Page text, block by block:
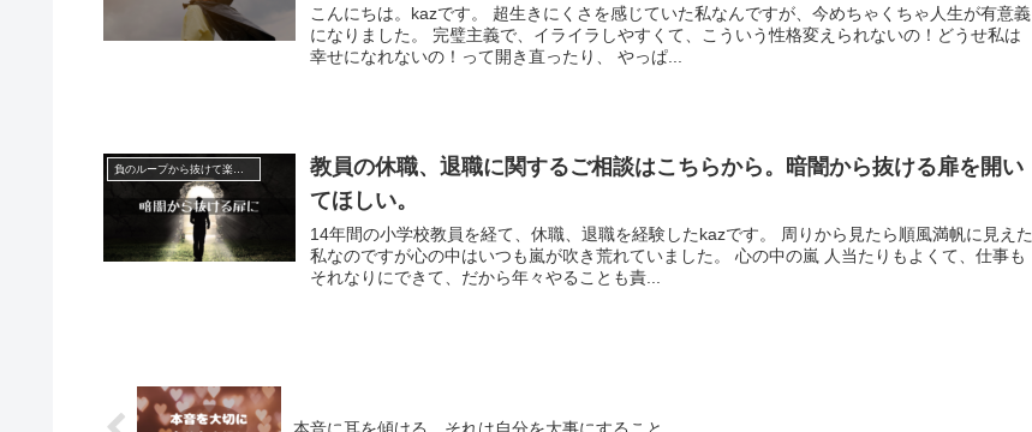
こんにちは。kazです。 超生きにくさを感じていた私なんですが、今めちゃくちゃ人生が有意義
になりました。 完璧主義で、イライラしやすくて、こういう性格変えられないの！どうせ私は
幸せになれないの！って開き直ったり、 やっぱ...
負のループから抜けて楽になる
教員の休職、退職に関するご相談はこちらから。暗闇から抜ける扉を開い
てほしい。
14年間の小学校教員を経て、休職、退職を経験したkazです。 周りから見たら順風満帆に見えた
私なのですが心の中はいつも嵐が吹き荒れていました。 心の中の嵐 人当たりもよくて、仕事も
それなりにできて、だから年々やることも責...